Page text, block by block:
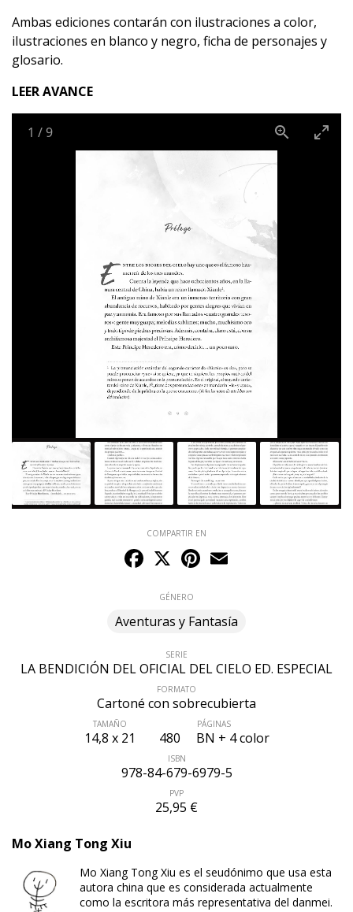
Ambas ediciones contarán con ilustraciones a color,
ilustraciones en blanco y negro, ficha de personajes y
glosario.
LEER AVANCE
1 /9
COMPARTIR EN
Facebook
X Pinterest
GÉNERO
Aventuras y Fantasía
SERIE
LA BENDICIÓN DEL OFICIAL DEL CIELO ED. ESPECIAL
FORMATO
Cartoné con sobrecubierta
TAMAÑO
14,8 x 21
PÁGINAS
480 BN + 4 color
ISBN
978-84-679-6979-5
PVP
25,95 €
Mo Xiang Tong Xiu
Mo Xiang Tong Xiu es el seudónimo que usa esta
autora china que es considerada actualmente
como la escritora más representativa del danmei.